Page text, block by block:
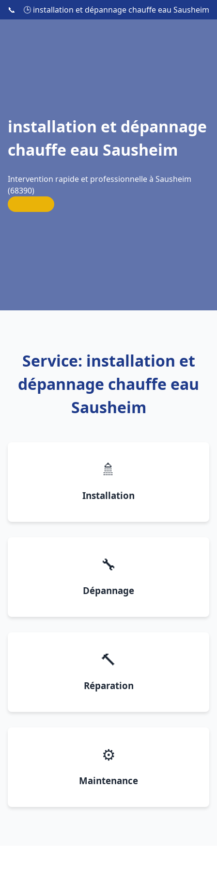
📞 🕒 installation et dépannage chauffe eau Sausheim
installation et dépannage
chauffe eau Sausheim
Intervention rapide et professionnelle à Sausheim
(68390)
Service: installation et
dépannage chauffe eau
Sausheim
🚿
Installation
🔧
Dépannage
🔨
Réparation
⚙️
Maintenance